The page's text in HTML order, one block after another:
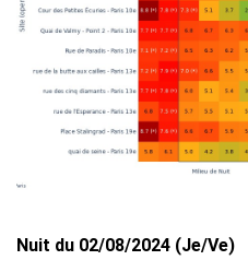
Nuit du 02/08/2024 (Je/Ve)